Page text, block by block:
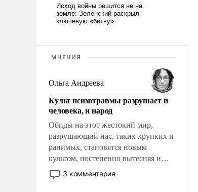
МНЕНИЯ
Ольга Андреева
Культ психотравмы разрушает и
человека, и народ
Обиды на этот жестокий мир,
разрушающий нас, таких хрупких и
ранимых, становятся новым
культом, постепенно вытесняя и
отменяя традиционное требование к
человеку – быть мужественным и
3 комментария